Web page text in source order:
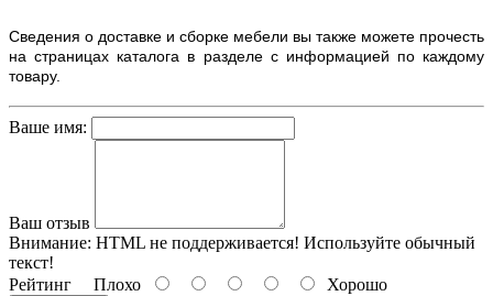
Сведения о доставке и сборке мебели вы также можете прочесть
на страницах каталога в разделе с информацией по каждому
товару.
Ваше имя:
Ваш отзыв
Внимание: HTML не поддерживается! Используйте обычный
текст!
Рейтинг Плохо Хорошо